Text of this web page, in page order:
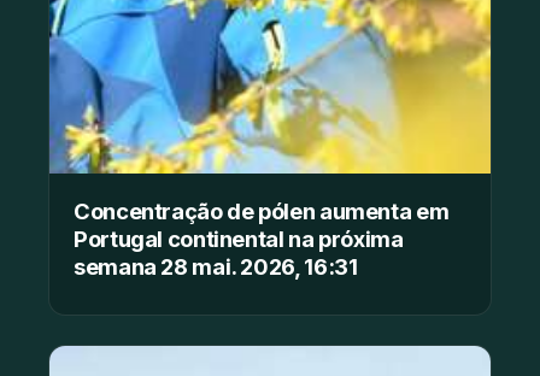
Concentração de pólen aumenta em
Portugal continental na próxima
semana 28 mai. 2026, 16:31